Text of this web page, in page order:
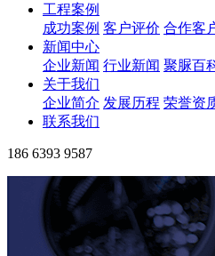
工程案例
成功案例 客户评价 合作客
新闻中心
企业新闻 行业新闻 聚脲百
关于我们
企业简介 发展历程 荣誉资
联系我们
186 6393 9587